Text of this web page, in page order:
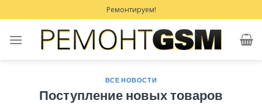
to
content
Ремонтируем!
ВСЕ НОВОСТИ
Поступление новых товаров